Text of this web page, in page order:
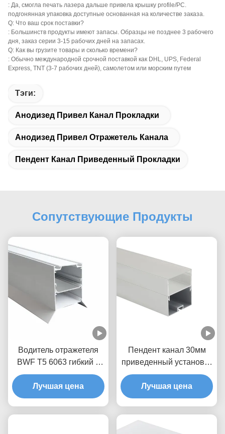
: Да, смогла печать лазера дальше привела крышку profile/PC.
подгонянная упаковка доступные основанная на количестве заказа.
Q: Что ваш срок поставки?
: Большинств продукты имеют запасы. Образцы не позднее 3 рабочего
дня, заказ серии 3-15 рабочих дней на запасах.
Q: Как вы грузите товары и сколько времени?
: Обычно международной срочной поставкой как DHL, UPS, Federal
Express, TNT (3-7 рабочих дней), самолетом или морским путем
Тэги:
Анодизед Привел Канал Прокладки
Анодизед Привел Отражетель Канала
Пендент Канал Приведенный Прокладки
Сопутствующие Продукты
Водитель отражетеля
BWF T5 6063 гибкий в
профиле СИД
алюминиевом
Лучшая цена
Пендент канал 30мм
приведенный установки
прокладки ИП20/44
Лучшая цена